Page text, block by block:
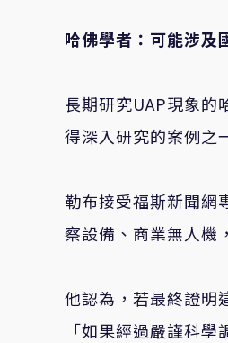
哈佛學者：可能涉及
長期研究UAP現象的
得深入研究的案例之
勒布接受福斯新聞網
察設備、商業無人機
他認為，若最終證明
「如果經過嚴謹科